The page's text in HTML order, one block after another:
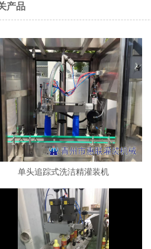
产品
单头追踪式洗洁精灌装机